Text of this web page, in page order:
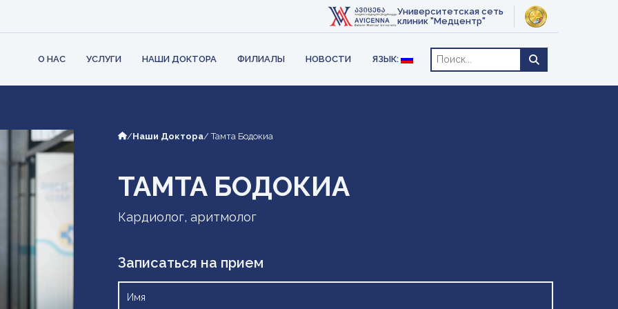
Университетская сеть
клиник "Медцентр"
О НАС
УСЛУГИ
НАШИ ДОКТОРА
ФИЛИАЛЫ НОВОСТИ ЯЗЫК:
ENGLISH
РУССКИЙ
/Наши Доктора/ Тамта Бодокиа
ТАМТА БОДОКИА
Кардиолог, аритмолог
Записаться на прием